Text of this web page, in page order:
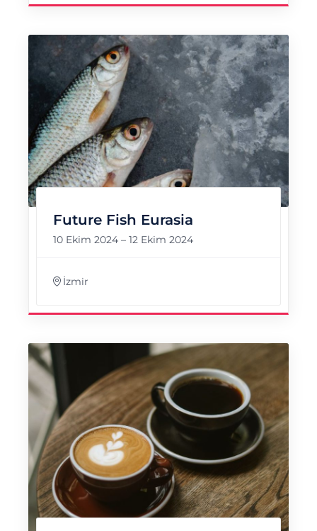
Future Fish Eurasia
10 Ekim 2024– 12 Ekim 2024
İzmir